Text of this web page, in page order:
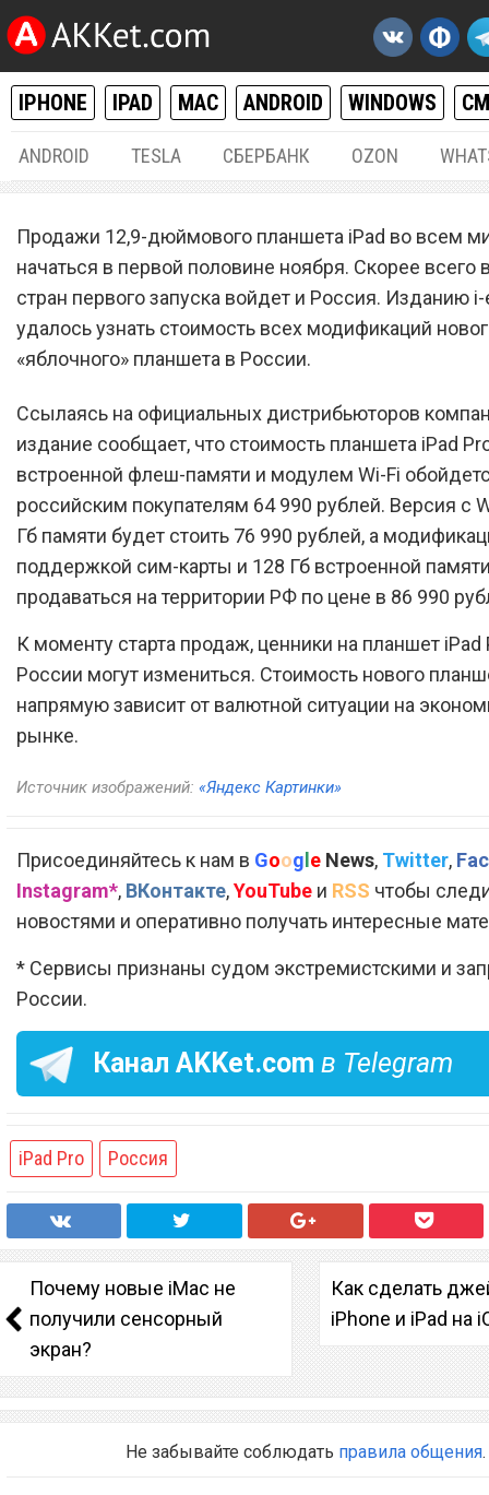
IPHONE IPAD MAC ANDROID WINDOWS
ANDROID TESLA СБЕРБАНК OZON
Названы официальные
розничные цены на iPad
России
Продажи 12,9-дюймового планшета iPad во всем
начаться в первой половине ноября. Скорее всего
стран первого запуска войдет и Россия. Изданию
удалось узнать стоимость всех модификаций
«яблочного» планшета в России.
Ссылаясь на официальных дистрибьюторов
издание сообщает, что стоимость планшета iPad
встроенной флеш-памяти и модулем Wi-Fi
российским покупателям 64 990 рублей. Версия с
Гб памяти будет стоить 76 990 рублей, а
поддержкой сим-карты и 128 Гб встроенной
продаваться на территории РФ по цене в 86 990
К моменту старта продаж, ценники на планшет iPad
России могут измениться. Стоимость нового
напрямую зависит от валютной ситуации на
рынке.
Источник изображений: «Яндекс Картинки»
Присоединяйтесь к нам в Goog e News, Twitter,
Instagram*, ВКонтакте,YouTube и RSS чтобы
новостями и оперативно получать интересные
* Сервисы признаны судом экстремистскими и
России.
Канал AKKet.com в Telegram
iPad Pro Россия
Почему новые iMac не
получили сенсорный
экран?
Как сделать
iPhone и iPad на
Не забывайте соблюдать правила общения.